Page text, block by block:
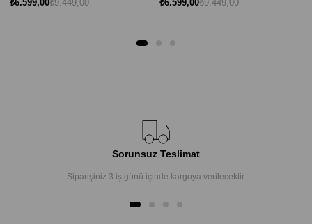
₺6.599,00₺9.449,00
₺6.599,00₺9.449,00
Sorunsuz Teslimat
Siparişiniz 3 iş günü içinde kargoya verilecektir.